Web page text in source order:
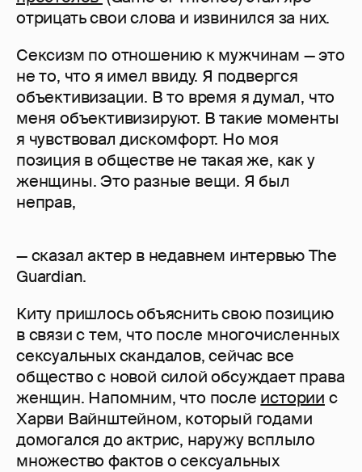
отрицать свои слова и извинился за них.
Сексизм по отношению к мужчинам — это
не то, что я имел ввиду. Я подвергся
объективизации. В то время я думал, что
меня объективизируют. В такие моменты
я чувствовал дискомфорт. Но моя
позиция в обществе не такая же, как у
женщины. Это разные вещи. Я был
неправ,
— сказал актер в недавнем интервью The
Guardian.
Киту пришлось объяснить свою позицию
в связи с тем, что после многочисленных
сексуальных скандалов, сейчас все
общество с новой силой обсуждает права
женщин. Напомним, что после истории с
Харви Вайнштейном, который годами
домогался до актрис, наружу всплыло
множество фактов о сексуальных